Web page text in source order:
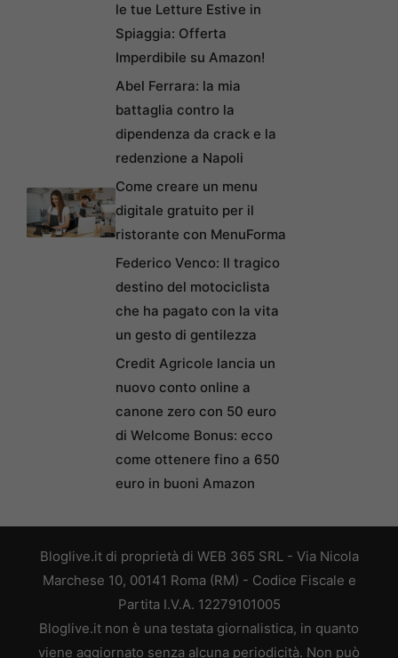
le tue Letture Estive in
Spiaggia: Offerta
Imperdibile su Amazon!
Abel Ferrara: la mia
battaglia contro la
dipendenza da crack e la
redenzione a Napoli
Come creare un menu
digitale gratuito per il
ristorante con MenuForma
Federico Venco: Il tragico
destino del motociclista
che ha pagato con la vita
un gesto di gentilezza
Credit Agricole lancia un
nuovo conto online a
canone zero con 50 euro
di Welcome Bonus: ecco
come ottenere fino a 650
euro in buoni Amazon
Bloglive.it di proprietà di WEB 365 SRL - Via Nicola
Marchese 10, 00141 Roma (RM) - Codice Fiscale e
Partita I.V.A. 12279101005
Bloglive.it non è una testata giornalistica, in quanto
viene aggiornato senza alcuna periodicità. Non può